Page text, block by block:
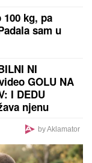
kg, pa
sam u
NI
GOLU NA
I DEDU
njenu
HOLIVUDAby Aklamator